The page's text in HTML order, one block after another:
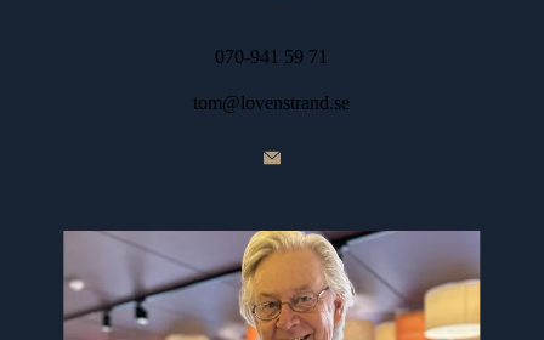
070-941 59 71
tom@lovenstrand.se